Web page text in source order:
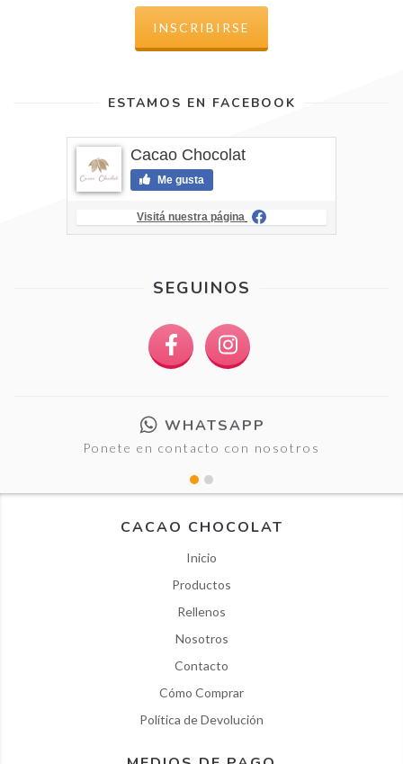
ESTAMOS EN FACEBOOK
Cacao Chocolat
Me gusta
Visitá nuestra página
SEGUINOS
WHATSAPP
Ponete en contacto con nosotros
CACAO CHOCOLAT
Inicio
Productos
Rellenos
Nosotros
Contacto
Cómo Comprar
Política de Devolución